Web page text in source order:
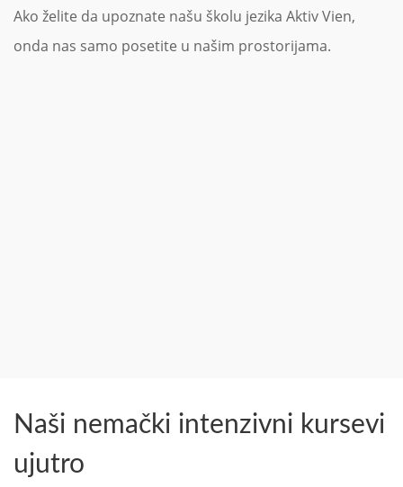
Ako želite da upoznate našu školu jezika Aktiv Vien,
onda nas samo posetite u našim prostorijama.
Naši nemački intenzivni kursevi
ujutro